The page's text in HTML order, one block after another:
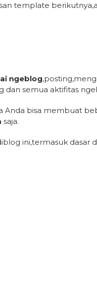
template
ngeblog
dan semua aktifitas
Anda bisa membuat
saja.
ini,termasuk dasar